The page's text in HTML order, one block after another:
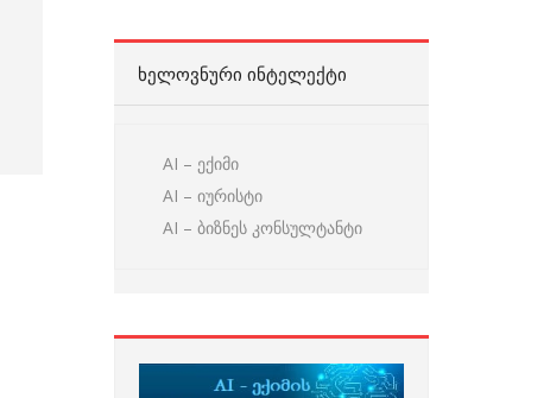
ᲮᲔᲚᲝᲕᲜᲣᲠᲘ ᲘᲜᲢᲔᲚᲔᲥᲢᲘ
AI – ექიმი
AI – იურისტი
AI – ბიზნეს კონსულტანტი